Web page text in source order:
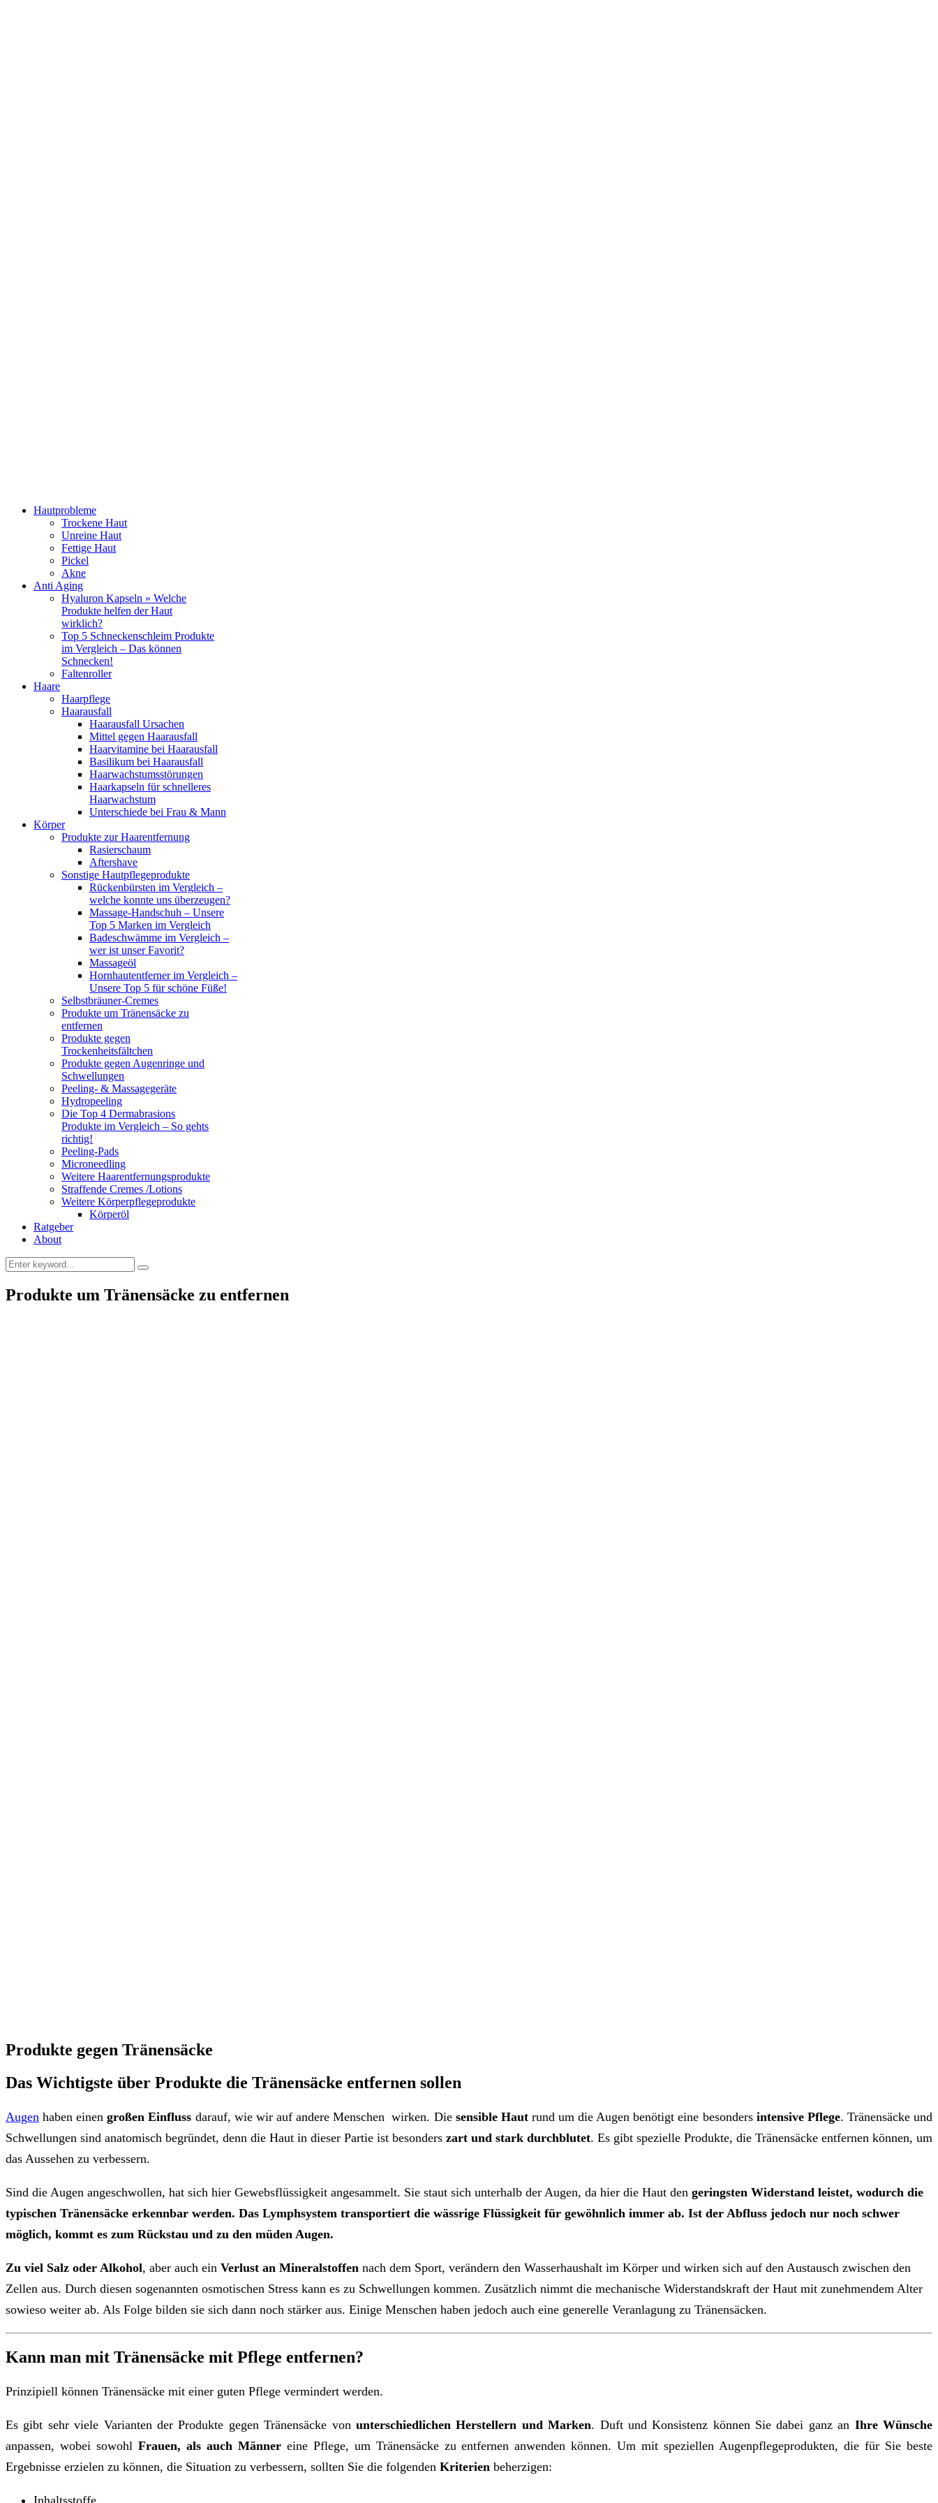
Hautprobleme
Trockene Haut
Unreine Haut
Fettige Haut
Pickel
Akne
Anti Aging
Hyaluron Kapseln » Welche
Produkte helfen der Haut
wirklich?
Top 5 Schneckenschleim Produkte
im Vergleich – Das können
Schnecken!
Faltenroller
Haare
Haarpflege
Haarausfall
Haarausfall Ursachen
Mittel gegen Haarausfall
Haarvitamine bei Haarausfall
Basilikum bei Haarausfall
Haarwachstumsstörungen
Haarkapseln für schnelleres
Haarwachstum
Unterschiede bei Frau & Mann
Körper
Produkte zur Haarentfernung
Rasierschaum
Aftershave
Sonstige Hautpflegeprodukte
Rückenbürsten im Vergleich –
welche konnte uns überzeugen?
Massage-Handschuh – Unsere
Top 5 Marken im Vergleich
Badeschwämme im Vergleich –
wer ist unser Favorit?
Massageöl
Hornhautentferner im Vergleich –
Unsere Top 5 für schöne Füße!
Selbstbräuner-Cremes
Produkte um Tränensäcke zu
entfernen
Produkte gegen
Trockenheitsfältchen
Produkte gegen Augenringe und
Schwellungen
Peeling- & Massagegeräte
Hydropeeling
Die Top 4 Dermabrasions
Produkte im Vergleich – So gehts
richtig!
Peeling-Pads
Microneedling
Weitere Haarentfernungsprodukte
Straffende Cremes /Lotions
Weitere Körperpflegeprodukte
Körperöl
Ratgeber
About
Produkte um Tränensäcke zu entfernen
Produkte gegen Tränensäcke
Das Wichtigste über Produkte die Tränensäcke entfernen sollen
Augen haben einengroßen Einfluss darauf, wie wir auf andere Menschen wirken. Die sensible Hautrund um die Augen benötigt eine besonders intensive Pflege. Tränensäcke und
Schwellungen sind anatomisch begründet, denn die Haut in dieser Partie ist besonders zart und stark durchblutet. Es gibt spezielle Produkte, die Tränensäcke entfernen können, um
das Aussehen zu verbessern.
Sind die Augen angeschwollen, hat sich hier Gewebsflüssigkeit angesammelt. Sie staut sich unterhalb der Augen, da hier die Haut den geringsten Widerstand leistet, wodurch die
typischen Tränensäcke erkennbar werden. Das Lymphsystem transportiert die wässrige Flüssigkeit für gewöhnlich immer ab. Ist der Abfluss jedoch nur noch schwer
möglich, kommt es zum Rückstau und zu den müden Augen.
Zu viel Salz oder Alkohol, aber auch ein Verlust an Mineralstoffen nach dem Sport, verändern den Wasserhaushalt im Körper und wirken sich auf den Austausch zwischen den
Zellen aus. Durch diesen sogenannten osmotischen Stress kann es zu Schwellungen kommen. Zusätzlich nimmt die mechanische Widerstandskraft der Haut mit zunehmendem Alter
sowieso weiter ab. Als Folge bilden sie sich dann noch stärker aus. Einige Menschen haben jedoch auch eine generelle Veranlagung zu Tränensäcken.
Kann man mit Tränensäcke mit Pflege entfernen?
Prinzipiell können Tränensäcke mit einer guten Pflege vermindert werden.
Es gibt sehr viele Varianten der Produkte gegen Tränensäcke von unterschiedlichen Herstellern und Marken. Duft und Konsistenz können Sie dabei ganz an Ihre Wünsche
anpassen, wobei sowohl Frauen, als auch Männereine Pflege, um Tränensäcke zu entfernen anwenden können. Um mit speziellen Augenpflegeprodukten, die für Sie beste
Ergebnisse erzielen zu können, die Situation zu verbessern, sollten Sie die folgenden Kriterien beherzigen:
Inhaltsstoffe